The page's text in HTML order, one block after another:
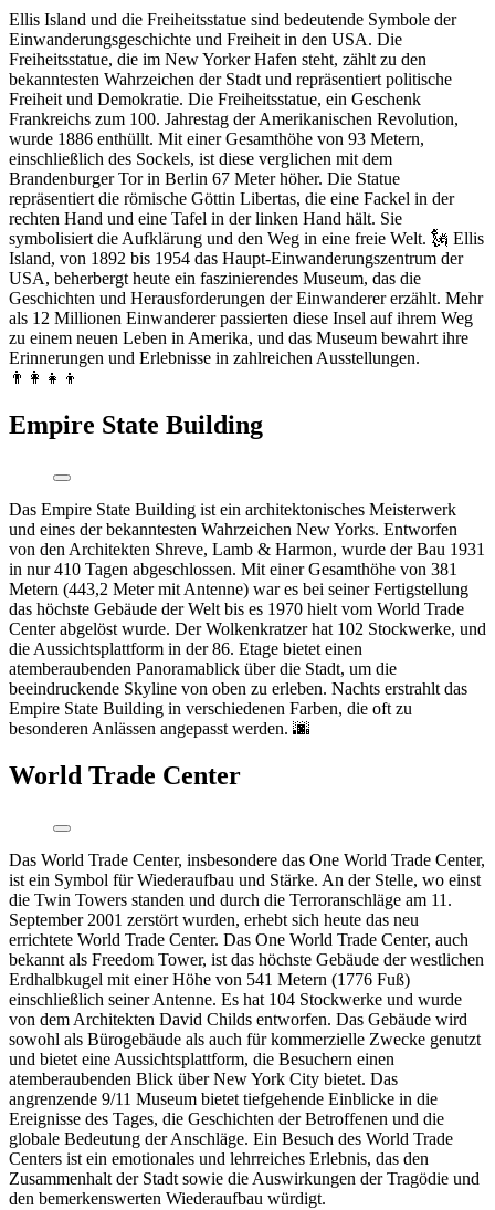
Ellis Island und die Freiheitsstatue sind bedeutende Symbole der
Einwanderungsgeschichte und Freiheit in den USA. Die
Freiheitsstatue, die im New Yorker Hafen steht, zählt zu den
bekanntesten Wahrzeichen der Stadt und repräsentiert politische
Freiheit und Demokratie. Die Freiheitsstatue, ein Geschenk
Frankreichs zum 100. Jahrestag der Amerikanischen Revolution,
wurde 1886 enthüllt. Mit einer Gesamthöhe von 93 Metern,
einschließlich des Sockels, ist diese verglichen mit dem
Brandenburger Tor in Berlin 67 Meter höher. Die Statue
repräsentiert die römische Göttin Libertas, die eine Fackel in der
rechten Hand und eine Tafel in der linken Hand hält. Sie
symbolisiert die Aufklärung und den Weg in eine freie Welt. 🗽 Ellis
Island, von 1892 bis 1954 das Haupt-Einwanderungszentrum der
USA, beherbergt heute ein faszinierendes Museum, das die
Geschichten und Herausforderungen der Einwanderer erzählt. Mehr
als 12 Millionen Einwanderer passierten diese Insel auf ihrem Weg
zu einem neuen Leben in Amerika, und das Museum bewahrt ihre
Erinnerungen und Erlebnisse in zahlreichen Ausstellungen.
👨‍👩‍👧‍👦
Empire State Building
Das Empire State Building ist ein architektonisches Meisterwerk
und eines der bekanntesten Wahrzeichen New Yorks. Entworfen
von den Architekten Shreve, Lamb & Harmon, wurde der Bau 1931
in nur 410 Tagen abgeschlossen. Mit einer Gesamthöhe von 381
Metern (443,2 Meter mit Antenne) war es bei seiner Fertigstellung
das höchste Gebäude der Welt bis es 1970 hielt vom World Trade
Center abgelöst wurde. Der Wolkenkratzer hat 102 Stockwerke, und
die Aussichtsplattform in der 86. Etage bietet einen
atemberaubenden Panoramablick über die Stadt, um die
beeindruckende Skyline von oben zu erleben. Nachts erstrahlt das
Empire State Building in verschiedenen Farben, die oft zu
besonderen Anlässen angepasst werden. 🌆
World Trade Center
Das World Trade Center, insbesondere das One World Trade Center,
ist ein Symbol für Wiederaufbau und Stärke. An der Stelle, wo einst
die Twin Towers standen und durch die Terroranschläge am 11.
September 2001 zerstört wurden, erhebt sich heute das neu
errichtete World Trade Center. Das One World Trade Center, auch
bekannt als Freedom Tower, ist das höchste Gebäude der westlichen
Erdhalbkugel mit einer Höhe von 541 Metern (1776 Fuß)
einschließlich seiner Antenne. Es hat 104 Stockwerke und wurde
von dem Architekten David Childs entworfen. Das Gebäude wird
sowohl als Bürogebäude als auch für kommerzielle Zwecke genutzt
und bietet eine Aussichtsplattform, die Besuchern einen
atemberaubenden Blick über New York City bietet. Das
angrenzende 9/11 Museum bietet tiefgehende Einblicke in die
Ereignisse des Tages, die Geschichten der Betroffenen und die
globale Bedeutung der Anschläge. Ein Besuch des World Trade
Centers ist ein emotionales und lehrreiches Erlebnis, das den
Zusammenhalt der Stadt sowie die Auswirkungen der Tragödie und
den bemerkenswerten Wiederaufbau würdigt.